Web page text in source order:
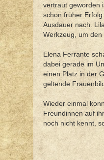
vertraut geworden
schon früher
Ausdauer nach.
Werkzeug, um den
Elena Ferrante
dabei gerade im
einen Platz in der
geltende
Wieder einmal
Freundinnen auf
noch nicht kennt,